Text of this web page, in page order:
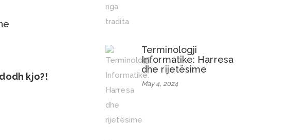
kjo?!
Terminologji
Informatike: Harresa
dhe rijetësime
May 4, 2024